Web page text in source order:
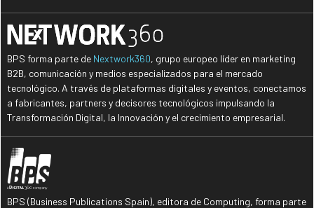
BPS forma parte de Nextwork360, grupo europeo líder en marketing
B2B, comunicación y medios especializados para el mercado
tecnológico. A través de plataformas digitales y eventos, conectamos
a fabricantes, partners y decisores tecnológicos impulsando la
Transformación Digital, la Innovación y el crecimiento empresarial.
BPS (Business Publications Spain), editora de Computing, forma parte